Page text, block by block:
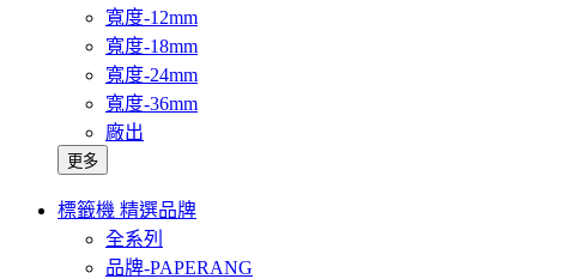
寬度-12mm
寬度-18mm
寬度-24mm
寬度-36mm
廠出
更多
標籤機 精選品牌
全系列
品牌-PAPERANG